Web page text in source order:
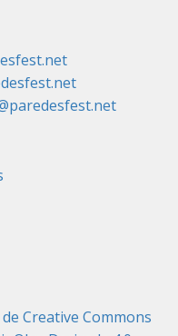
Creative Commons